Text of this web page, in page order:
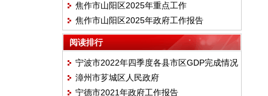
标
焦作市山阳区2025年重点工作
焦作市山阳区2025年政府工作报告
阅读排行
宁波市2022年四季度各县市区GDP完成情况
漳州市芗城区人民政府
宁德市2021年政府工作报告